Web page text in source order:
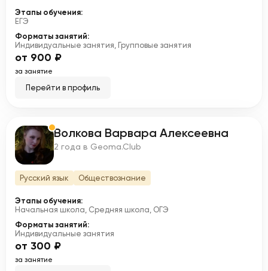
Этапы обучения:
ЕГЭ
Форматы занятий:
Индивидуальные занятия, Групповые занятия
от 900 ₽
за занятие
Перейти в профиль
В Волкова Варвара Алексеевна
2 года в Geoma.Club
Русский язык Обществознание
Этапы обучения:
Начальная школа, Средняя школа, ОГЭ
Форматы занятий:
Индивидуальные занятия
от 300 ₽
за занятие